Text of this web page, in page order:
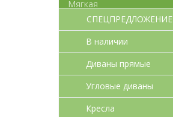
СПЕЦПРЕДЛОЖЕНИЕ
В наличии
Диваны прямые
Угловые диваны
Кресла